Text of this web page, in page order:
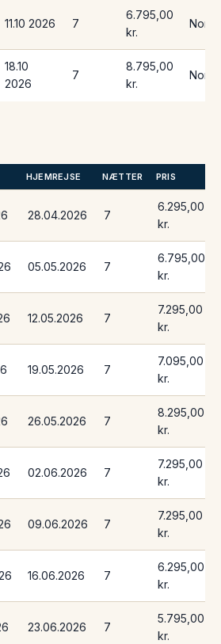
11.10 2026 7
6.795,00
kr.
18.10
2026
7
8.795,00
kr.
HJEMREJSE NÆTTER PRIS
28.04.2026 7
6.295,00
kr.
05.05.2026 7
6.795,00
kr.
12.05.2026 7
7.295,00
kr.
19.05.2026 7
7.095,00
kr.
26.05.2026 7
8.295,00
kr.
02.06.2026 7
7.295,00
kr.
09.06.2026 7
7.295,00
kr.
16.06.2026 7
6.295,00
kr.
23.06.2026 7
5.795,00
kr.